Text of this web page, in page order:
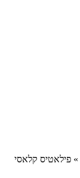
» פילאטיס קלאסי